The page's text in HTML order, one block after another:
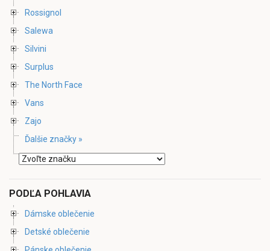
Rossignol
Salewa
Silvini
Surplus
The North Face
Vans
Zajo
Ďalšie značky »
PODĽA POHLAVIA
Dámske oblečenie
Detské oblečenie